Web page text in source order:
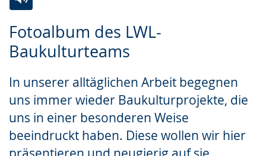
Fotoalbum des LWL-
Baukulturteams
In unserer alltäglichen Arbeit begegnen
uns immer wieder Baukulturprojekte, die
uns in einer besonderen Weise
beeindruckt haben. Diese wollen wir hier
Leichten
Sprache
Audio-
Unterstützung.
Video
in
Gebärdensprache
wird
angezeigt.